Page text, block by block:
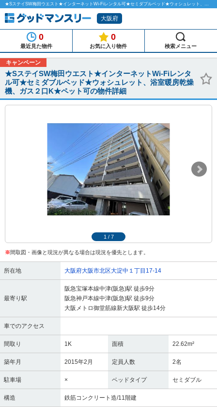
★SステイSW梅田ウエスト★インターネットWi-Fiレンタル可★セミダブルベッド★ウォシュレット、浴室暖房乾燥機、ガス２口K★ペット可のマンスリーマンション物件詳細「グッドマンスリー」
大阪府
0
最近見た物件
0
お気に入り物件 検索メニュー
キャンペーン
★SステイSW梅田ウエスト★インターネットWi-Fiレンタ
ル可★セミダブルベッド★ウォシュレット、浴室暖房乾燥
機、ガス２口K★ペット可の物件詳細
1 / 7
※間取図・画像と現況が異なる場合は現況を優先とします。
所在地 大阪府大阪市北区大淀中１丁目17-14
最寄り駅
阪急宝塚本線中津(阪急)駅 徒歩9分
阪急神戸本線中津(阪急)駅 徒歩9分
大阪メトロ御堂筋線新大阪駅 徒歩14分
車でのアクセス
間取り 1K 面積 22.62m²
築年月 2015年2月 定員人数 2名
駐車場 × ベッドタイプ セミダブル
構造 鉄筋コンクリート造/11階建